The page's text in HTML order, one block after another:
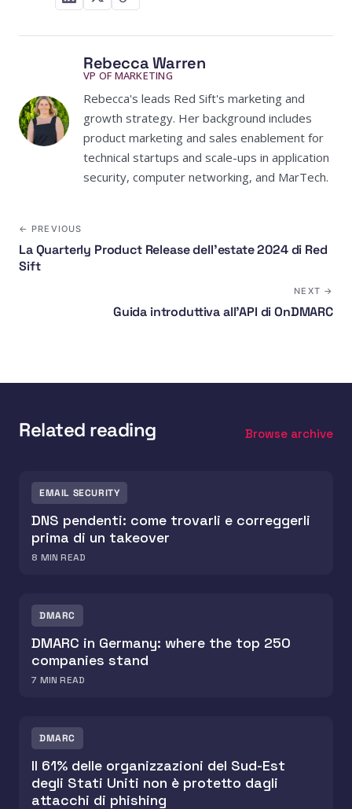
Rebecca Warren
VP OF MARKETING
Rebecca's leads Red Sift's marketing and
growth strategy. Her background includes
product marketing and sales enablement for
technical startups and scale-ups in application
security, computer networking, and MarTech.
← PREVIOUS
La Quarterly Product Release dell'estate 2024 di Red
Sift
NEXT →
Guida introduttiva all'API di OnDMARC
Related reading Browse archive
EMAIL SECURITY
DNS pendenti: come trovarli e correggerli
prima di un takeover
8 MIN READ
DMARC
DMARC in Germany: where the top 250
companies stand
7 MIN READ
DMARC
Il 61% delle organizzazioni del Sud-Est
degli Stati Uniti non è protetto dagli
attacchi di phishing